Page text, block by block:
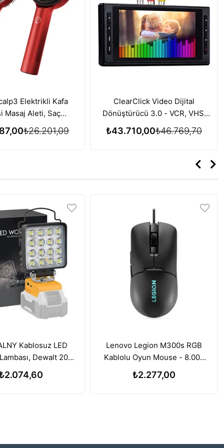
Elektrikli Kafa
Masaj Aleti, Saç
için Kırmızı Işık
Özelliği - Kırmızı
₺26.201,09
ClearClick Video Dijital
Dönüştürücü 3.0 - VCR, VHS,
AV, RCA, Hi8, DVD, Pikap, Kaset
₺43.710,00₺46.769,70
Kablosuz LED
Dewalt 20V
ile Uyumlu, 112W
Lenovo Legion M300s RGB
Kablolu Oyun Mouse - 8.000
DPI Ayarlanabilir Sensör
₺2.277,00